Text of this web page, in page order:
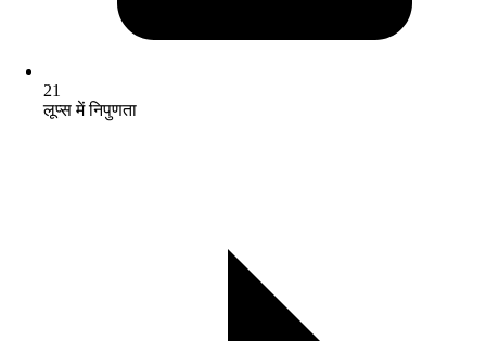
21
लूप्स में निपुणता